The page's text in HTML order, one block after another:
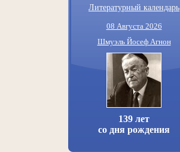
Литературный календарь
08 Августа 2026
Шмуэль Йосеф Агнон
139 лет
со дня рождения